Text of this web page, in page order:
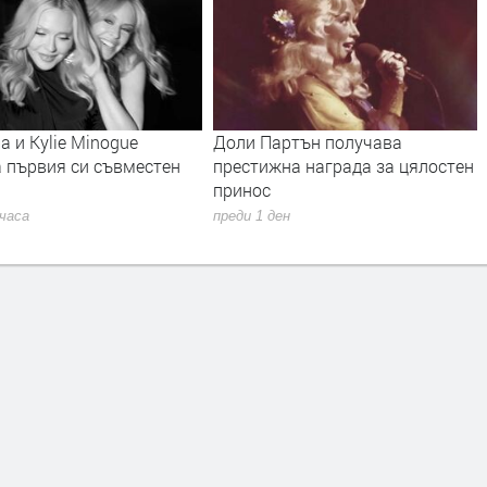
получава
награда за цялостен
ден
Янка Рупкина и „Мистерията на
българските гласове“ звучат в
новия сингъл на Ели Годлинг
преди 1 ден